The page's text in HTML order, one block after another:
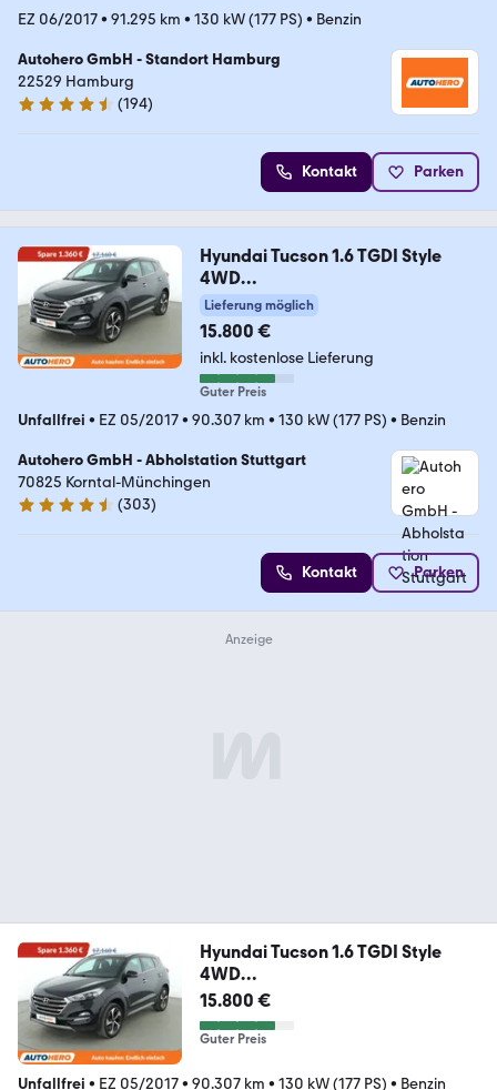
EZ 06/2017• 91.295 km • 130 kW (177 PS) • Benzin
Autohero GmbH - Standort Hamburg
22529 Hamburg
4.6 Sterne
(194)
Kontakt Parken
Hyundai Tucson 1.6 TGDI Style
4WD
Aut*NAVI*TEMPO*CAM*PDC
Lieferung möglich
15.800 €
inkl. kostenlose Lieferung
Guter Preis
Unfallfrei • EZ 05/2017• 90.307 km • 130 kW (177 PS) • Benzin
Autohero GmbH - Abholstation Stuttgart
70825 Korntal-Münchingen
4.4 Sterne
(303)
Kontakt Parken
Hyundai Tucson 1.6 TGDI Style
4WD
Aut*NAVI*TEMPO*CAM*PDC
15.800 €
Guter Preis
Unfallfrei • EZ 05/2017• 90.307 km • 130 kW (177 PS) • Benzin